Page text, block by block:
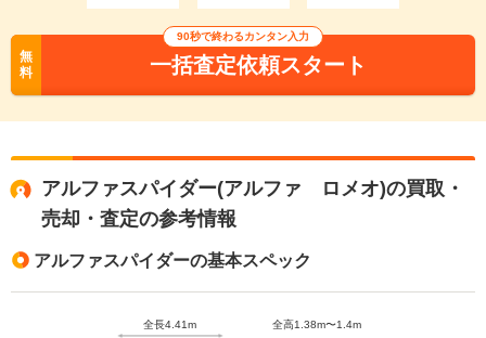
無
料
90秒で終わるカンタン入力
一括査定依頼スタート
アルファスパイダー(アルファ ロメオ)の買取・
売却・査定の参考情報
アルファスパイダーの基本スペック
全長4.41m 全高1.38m〜1.4m